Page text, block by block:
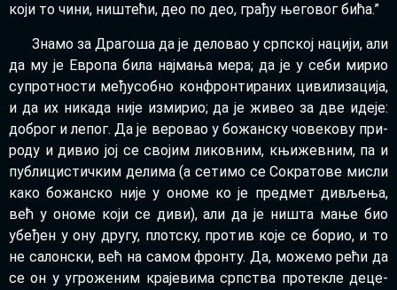
ко­ји то чи­ни, ни­ште­ћи, део по део, гра­ђу ње­го­вог би­ћа.”
Зна­мо за Дра­го­ша да је де­ло­вао у срп­ској на­ци­ји, али
да му је Евро­па би­ла нај­ма­ња ме­ра; да је у се­би ми­рио
су­прот­но­сти ме­ђу­соб­но кон­фрон­ти­ра­них ци­ви­ли­за­ци­ја,
и да их ни­ка­да ни­је из­ми­рио; да је жи­вео за две иде­је:
до­брог и ле­пог. Да је ве­ро­вао у бо­жан­ску чо­ве­ко­ву при­
ро­ду и ди­вио јој се сво­јим ли­ков­ним, књи­жев­ним, па и
пу­бли­ци­стич­ким де­ли­ма (а се­ти­мо се Со­кра­то­ве ми­сли
ка­ко бо­жан­ско ни­је у оно­ме ко је пред­мет ди­вље­ња,
већ у оно­ме ко­ји се ди­ви), али да је ни­шта ма­ње био
убе­ђен у ону дру­гу, плот­ску, про­тив ко­је се бо­рио, и то
не са­лон­ски, већ на са­мом фрон­ту. Да, мо­же­мо ре­ћи да
се он у угро­же­ним кра­је­ви­ма срп­ства про­те­кле де­це­